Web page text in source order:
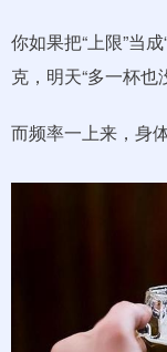
你如果把“上限”当
克，明天“多一杯也
而频率一上来，身